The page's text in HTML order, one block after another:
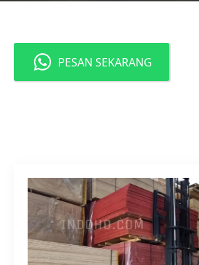
PESAN SEKARANG